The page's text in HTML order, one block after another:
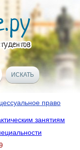
право
занятиям